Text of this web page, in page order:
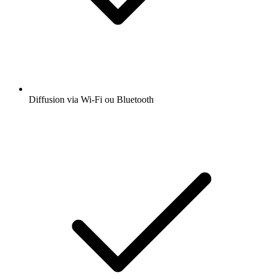
Diffusion via Wi-Fi ou Bluetooth